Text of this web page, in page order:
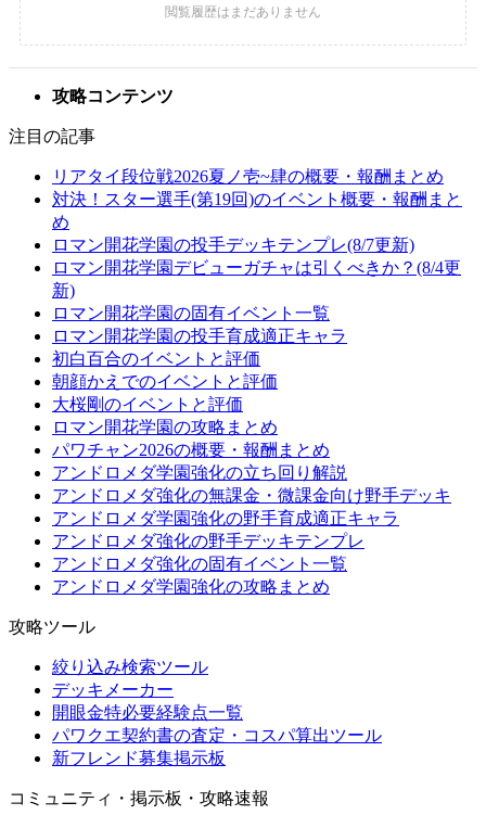
攻略コンテンツ
注目の記事
リアタイ段位戦2026夏ノ壱~肆の概要・報酬まとめ
対決！スター選手(第19回)のイベント概要・報酬まと
め
ロマン開花学園の投手デッキテンプレ(8/7更新)
ロマン開花学園デビューガチャは引くべきか？(8/4更
新)
ロマン開花学園の固有イベント一覧
ロマン開花学園の投手育成適正キャラ
初白百合のイベントと評価
朝顔かえでのイベントと評価
大桜剛のイベントと評価
ロマン開花学園の攻略まとめ
パワチャン2026の概要・報酬まとめ
アンドロメダ学園強化の立ち回り解説
アンドロメダ強化の無課金・微課金向け野手デッキ
アンドロメダ学園強化の野手育成適正キャラ
アンドロメダ強化の野手デッキテンプレ
アンドロメダ強化の固有イベント一覧
アンドロメダ学園強化の攻略まとめ
攻略ツール
絞り込み検索ツール
デッキメーカー
開眼金特必要経験点一覧
パワクエ契約書の査定・コスパ算出ツール
新フレンド募集掲示板
コミュニティ・掲示板・攻略速報